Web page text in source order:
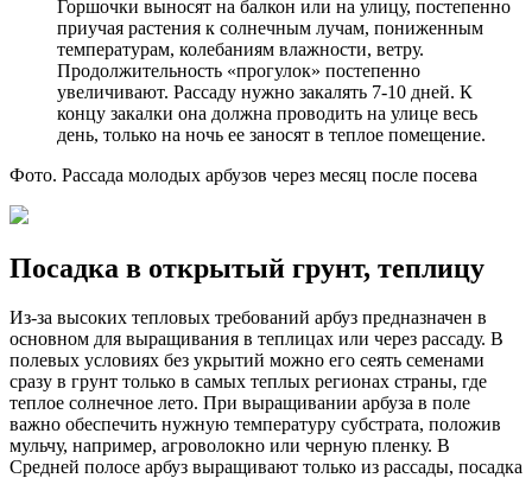
Горшочки выносят на балкон или на улицу, постепенно
приучая растения к солнечным лучам, пониженным
температурам, колебаниям влажности, ветру.
Продолжительность «прогулок» постепенно
увеличивают. Рассаду нужно закалять 7-10 дней. К
концу закалки она должна проводить на улице весь
день, только на ночь ее заносят в теплое помещение.
Фото. Рассада молодых арбузов через месяц после посева
Посадка в открытый грунт, теплицу
Из-за высоких тепловых требований арбуз предназначен в
основном для выращивания в теплицах или через рассаду. В
полевых условиях без укрытий можно его сеять семенами
сразу в грунт только в самых теплых регионах страны, где
теплое солнечное лето. При выращивании арбуза в поле
важно обеспечить нужную температуру субстрата, положив
мульчу, например, агроволокно или черную пленку. В
Средней полосе арбуз выращивают только из рассады, посадка